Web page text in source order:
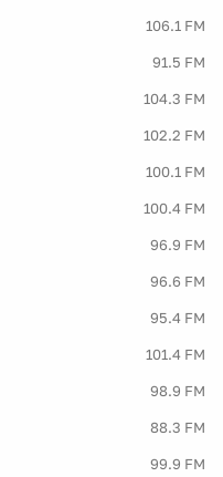
106.1 FM
91.5 FM
104.3 FM
102.2 FM
100.1 FM
100.4 FM
96.9 FM
96.6 FM
95.4 FM
101.4 FM
98.9 FM
88.3 FM
99.9 FM